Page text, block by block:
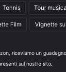
Tennis Tour
Film Vignette
riceviamo un
sul nostro sito.